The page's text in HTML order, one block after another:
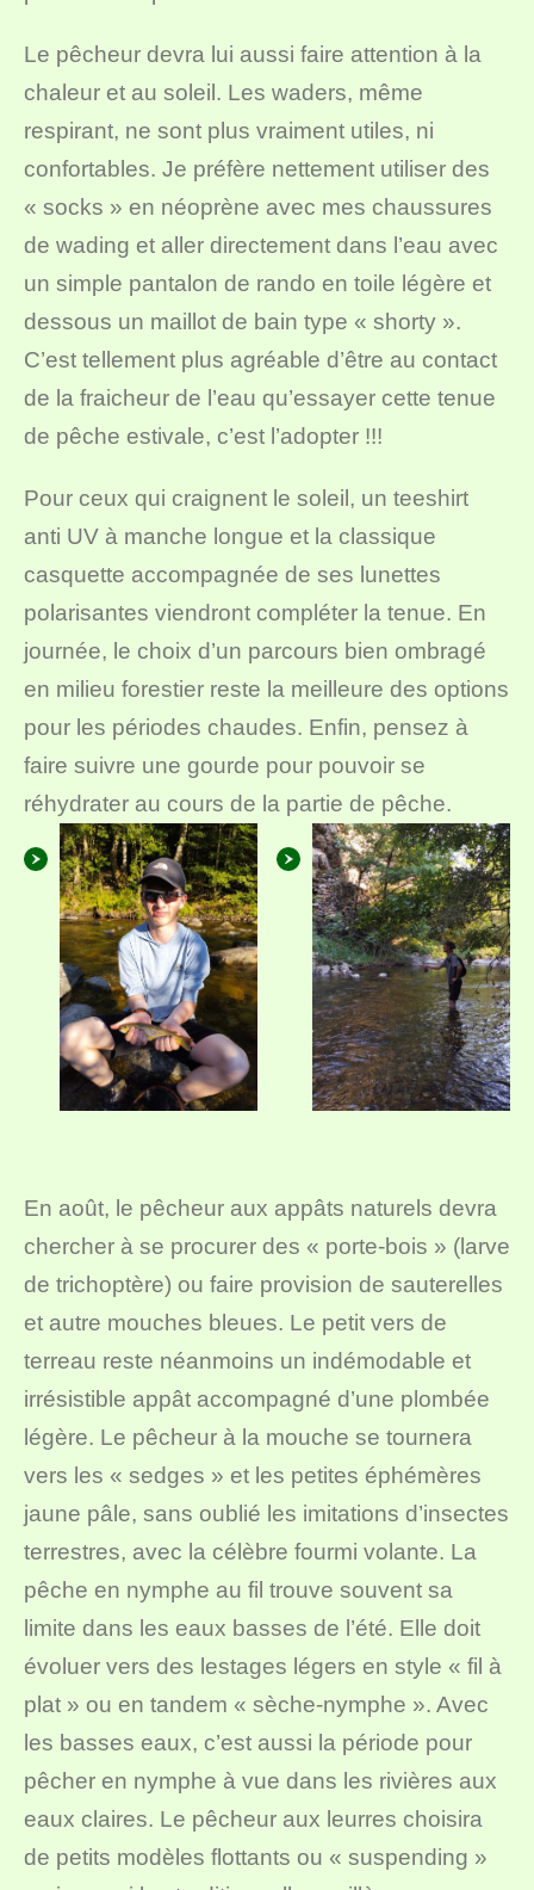
Le pêcheur devra lui aussi faire attention à la
chaleur et au soleil. Les waders, même
respirant, ne sont plus vraiment utiles, ni
confortables. Je préfère nettement utiliser des
« socks » en néoprène avec mes chaussures
de wading et aller directement dans l’eau avec
un simple pantalon de rando en toile légère et
dessous un maillot de bain type « shorty ».
C’est tellement plus agréable d’être au contact
de la fraicheur de l’eau qu’essayer cette tenue
de pêche estivale, c’est l’adopter !!!
Pour ceux qui craignent le soleil, un teeshirt
anti UV à manche longue et la classique
casquette accompagnée de ses lunettes
polarisantes viendront compléter la tenue. En
journée, le choix d’un parcours bien ombragé
en milieu forestier reste la meilleure des options
pour les périodes chaudes. Enfin, pensez à
faire suivre une gourde pour pouvoir se
réhydrater au cours de la partie de pêche.
En août, le pêcheur aux appâts naturels devra
chercher à se procurer des « porte-bois » (larve
de trichoptère) ou faire provision de sauterelles
et autre mouches bleues. Le petit vers de
terreau reste néanmoins un indémodable et
irrésistible appât accompagné d’une plombée
légère. Le pêcheur à la mouche se tournera
vers les « sedges » et les petites éphémères
jaune pâle, sans oublié les imitations d’insectes
terrestres, avec la célèbre fourmi volante. La
pêche en nymphe au fil trouve souvent sa
limite dans les eaux basses de l’été. Elle doit
évoluer vers des lestages légers en style « fil à
plat » ou en tandem « sèche-nymphe ». Avec
les basses eaux, c’est aussi la période pour
pêcher en nymphe à vue dans les rivières aux
eaux claires. Le pêcheur aux leurres choisira
de petits modèles flottants ou « suspending »